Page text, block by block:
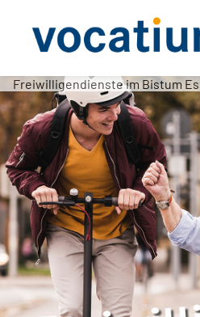
Freiwilligendienste im Bistum